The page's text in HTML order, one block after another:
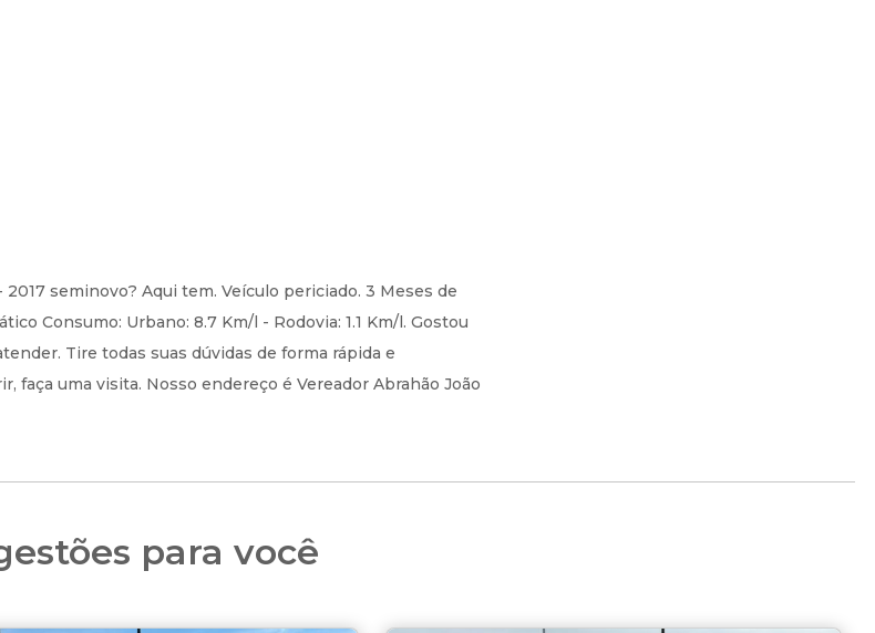
seminovo? Aqui tem. Veículo periciado. 3 Meses de
Consumo: Urbano: 8.7 Km/l - Rodovia: 1.1 Km/l. Gostou
Tire todas suas dúvidas de forma rápida e
faça uma visita. Nosso endereço é Vereador Abrahão João
para você